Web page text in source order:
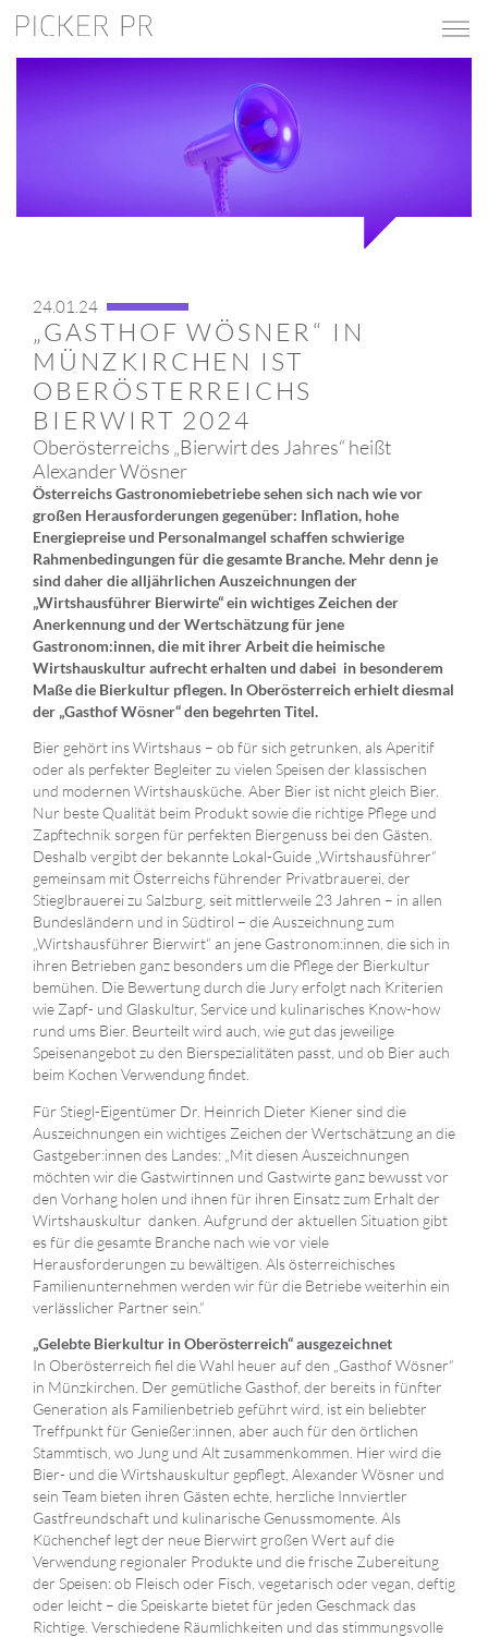
24.01.24
„GASTHOF WÖSNER“ IN
MÜNZKIRCHEN IST
OBERÖSTERREICHS
BIERWIRT 2024
Oberösterreichs „Bierwirt des Jahres“ heißt
Alexander Wösner
Österreichs Gastronomiebetriebe sehen sich nach wie vor
großen Herausforderungen gegenüber: Inflation, hohe
Energiepreise und Personalmangel schaffen schwierige
Rahmenbedingungen für die gesamte Branche. Mehr denn je
sind daher die alljährlichen Auszeichnungen der
„Wirtshausführer Bierwirte“ ein wichtiges Zeichen der
Anerkennung und der Wertschätzung für jene
Gastronom:innen, die mit ihrer Arbeit die heimische
Wirtshauskultur aufrecht erhalten und dabei in besonderem
Maße die Bierkultur pflegen. In Oberösterreich erhielt diesmal
der „Gasthof Wösner“ den begehrten Titel.
Bier gehört ins Wirtshaus – ob für sich getrunken, als Aperitif
oder als perfekter Begleiter zu vielen Speisen der klassischen
und modernen Wirtshausküche. Aber Bier ist nicht gleich Bier.
Nur beste Qualität beim Produkt sowie die richtige Pflege und
Zapftechnik sorgen für perfekten Biergenuss bei den Gästen.
Deshalb vergibt der bekannte Lokal-Guide „Wirtshausführer“
gemeinsam mit Österreichs führender Privatbrauerei, der
Stieglbrauerei zu Salzburg, seit mittlerweile 23 Jahren – in allen
Bundesländern und in Südtirol – die Auszeichnung zum
„Wirtshausführer Bierwirt“ an jene Gastronom:innen, die sich in
ihren Betrieben ganz besonders um die Pflege der Bierkultur
bemühen. Die Bewertung durch die Jury erfolgt nach Kriterien
wie Zapf- und Glaskultur, Service und kulinarisches Know-how
rund ums Bier. Beurteilt wird auch, wie gut das jeweilige
Speisenangebot zu den Bierspezialitäten passt, und ob Bier auch
beim Kochen Verwendung findet.
Für Stiegl-Eigentümer Dr. Heinrich Dieter Kiener sind die
Auszeichnungen ein wichtiges Zeichen der Wertschätzung an die
Gastgeber:innen des Landes: „Mit diesen Auszeichnungen
möchten wir die Gastwirtinnen und Gastwirte ganz bewusst vor
den Vorhang holen und ihnen für ihren Einsatz zum Erhalt der
Wirtshauskultur danken. Aufgrund der aktuellen Situation gibt
es für die gesamte Branche nach wie vor viele
Herausforderungen zu bewältigen. Als österreichisches
Familienunternehmen werden wir für die Betriebe weiterhin ein
verlässlicher Partner sein.“
„Gelebte Bierkultur in Oberösterreich“ ausgezeichnet
In Oberösterreich fiel die Wahl heuer auf den „Gasthof Wösner“
in Münzkirchen. Der gemütliche Gasthof, der bereits in fünfter
Generation als Familienbetrieb geführt wird, ist ein beliebter
Treffpunkt für Genießer:innen, aber auch für den örtlichen
Stammtisch, wo Jung und Alt zusammenkommen. Hier wird die
Bier- und die Wirtshauskultur gepflegt, Alexander Wösner und
sein Team bieten ihren Gästen echte, herzliche Innviertler
Gastfreundschaft und kulinarische Genussmomente. Als
Küchenchef legt der neue Bierwirt großen Wert auf die
Verwendung regionaler Produkte und die frische Zubereitung
der Speisen: ob Fleisch oder Fisch, vegetarisch oder vegan, deftig
oder leicht – die Speiskarte bietet für jeden Geschmack das
Richtige. Verschiedene Räumlichkeiten und das stimmungsvolle